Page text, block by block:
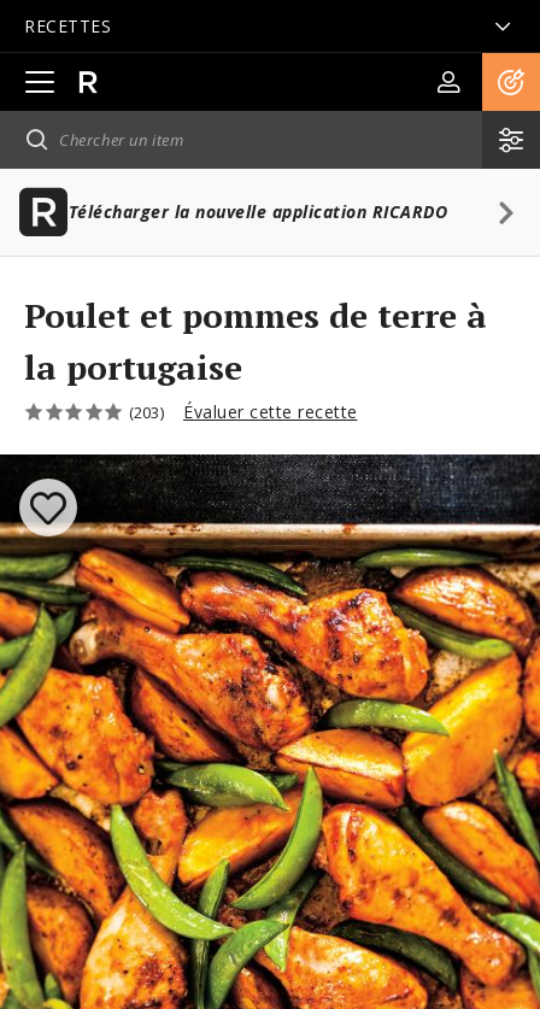
RECETTES
Ouvrir
la
navigation
principale
Télécharger la nouvelle application RICARDO
Poulet et pommes de terre à
la portugaise
(203) Évaluer cette recette